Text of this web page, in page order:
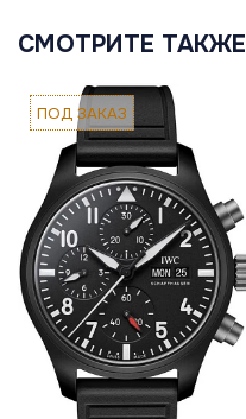
СМОТРИТЕ ТАКЖЕ
ПОД ЗАКАЗ